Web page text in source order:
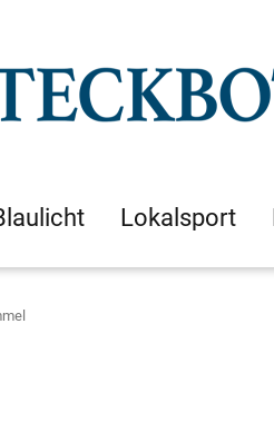
Lokalsport